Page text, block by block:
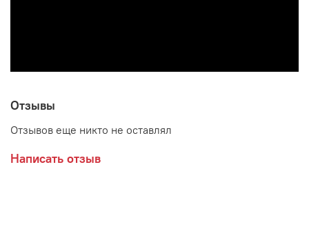
Производитель:
Мебельная фабрика МЕБЕЛЬСОН (MEBELSON)
Отзывы
Отзывов еще никто не оставлял
Написать отзыв